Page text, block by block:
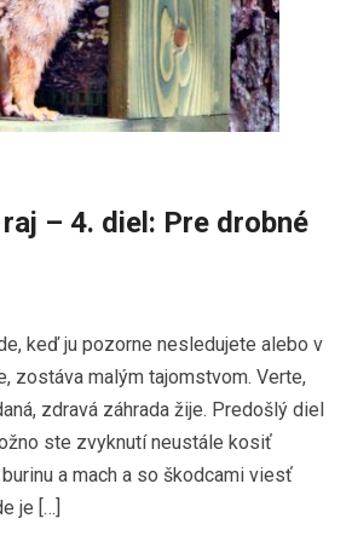
– 4. diel: Pre drobné
keď ju pozorne nesledujete alebo v
zostáva malým tajomstvom. Verte,
zdravá záhrada žije. Predošlý diel
ste zvyknutí neustále kosiť
a mach a so škodcami viesť
je […]